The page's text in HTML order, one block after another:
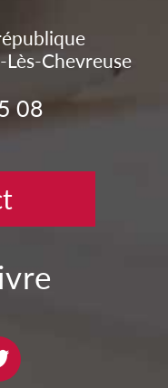
Lès-Chevreuse
08